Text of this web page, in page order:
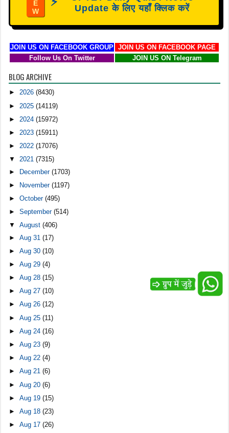
E
W
Update के लिए यहाँ क्लिक करें
JOIN US ON FACEBOOK GROUP
JOIN US ON FACEBOOK PAGE
Follow Us On Twitter
JOIN US ON Telegram
BLOG ARCHIVE
►2026(8430)
► 2025(14119)
► 2024(15972)
►2023(15911)
►2022(17076)
▼2021(7315)
► December(1703)
►
November(1197)
►October(495)
►September(514)
▼August(406)
►Aug 31(17)
►Aug 30(10)
►Aug 29(4)
►Aug 28(15)
►Aug 27(10)
►Aug 26(12)
►Aug 25(11)
►Aug 24(16)
►Aug 23(9)
►Aug 22(4)
►Aug 21(6)
►Aug 20(6)
►Aug 19(15)
►Aug 18(23)
►Aug 17(26)